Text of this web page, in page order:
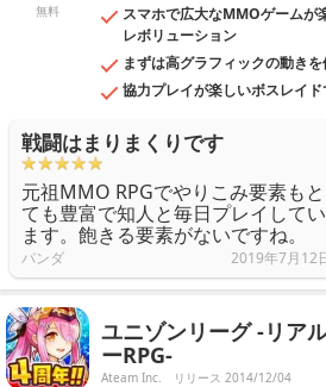
無料
スマホで広大なMMOゲームが
レボリューション
まずは高グラフィックの動き
協力プレイが楽しいボスレイ
戦闘はまりまくりです
元祖MMO RPGでやりこみ要素もと
ても豊富で知人と毎日プレイしてい
ます。飽きる要素がないですね。
パンダ 2019年7月12
ユニゾンリーグ -リア
ーRPG-
Ateam Inc. リリース 2014/12/04